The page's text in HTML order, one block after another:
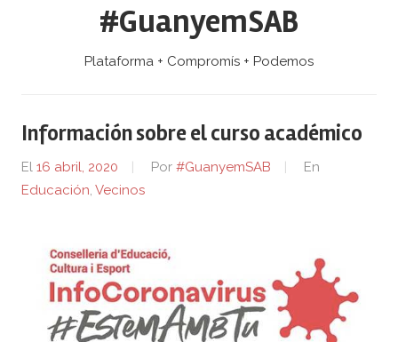
#GuanyemSAB
Plataforma + Compromís + Podemos
Información sobre el curso académico
El 16 abril, 2020 Por #GuanyemSAB
En
Educación, Vecinos